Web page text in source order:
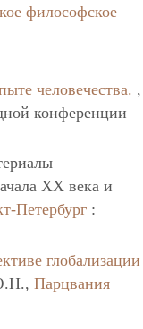
философское
человечества. ,
конференции
XX века и
Петербург :
глобализации
Ю.Н.,Парцвания